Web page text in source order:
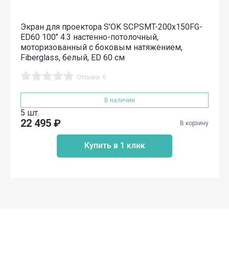
Экран для проектора S'OK SCPSMT-200x150FG-
ED60 100" 4:3 настенно-потолочный,
моторизованный с боковым натяжением,
Fiberglass, белый, ED 60 см
Отзывы: 0
В наличии
5 шт.
22 495 ₽ В корзину
Купить в 1 клик